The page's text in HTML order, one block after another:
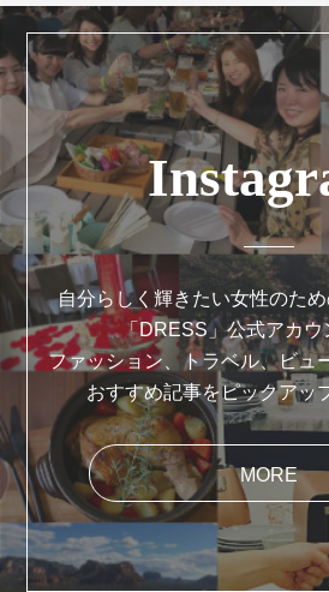
自分らしく輝きたい女性のた
「DRESS」公式アカウ
ファッション、トラベル、ビュ
おすすめ記事をピックアッ
MORE